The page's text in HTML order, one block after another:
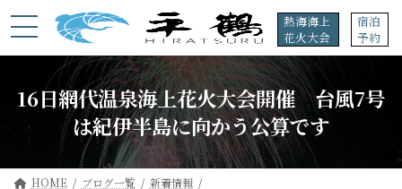
ン
キ
プ
ビ
に
動
熱海海上
花火大会
宿泊
予約
16日網代温泉海上花火大会開催 台風7号
は紀伊半島に向かう公算です
HOME ブログ一覧
新着情報